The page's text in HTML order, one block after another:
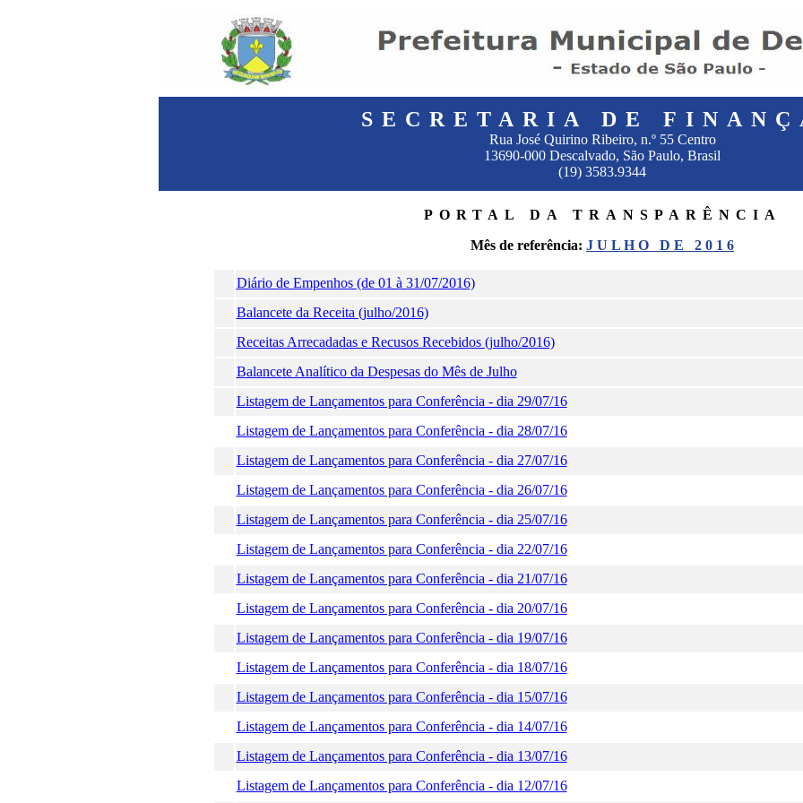
SECRETARIA DE
Rua José Quirino Ribeiro, n.º 55 Centro
13690-000 Descalvado, São Paulo, Brasil
(19) 3583.9344
PORTAL DA TRANSPARÊNCIA
Mês de referência: J U L H O D E 2 0 1 6
Diário de Empenhos (de 01 à 31/07/2016)
Balancete da Receita (julho/2016)
Receitas Arrecadadas e Recusos Recebidos (julho/2016)
Balancete Analítico da Despesas do Mês de Julho
Listagem de Lançamentos para Conferência - dia 29/07/16
Listagem de Lançamentos para Conferência - dia 28/07/16
Listagem de Lançamentos para Conferência - dia 27/07/16
Listagem de Lançamentos para Conferência - dia 26/07/16
Listagem de Lançamentos para Conferência - dia 25/07/16
Listagem de Lançamentos para Conferência - dia 22/07/16
Listagem de Lançamentos para Conferência - dia 21/07/16
Listagem de Lançamentos para Conferência - dia 20/07/16
Listagem de Lançamentos para Conferência - dia 19/07/16
Listagem de Lançamentos para Conferência - dia 18/07/16
Listagem de Lançamentos para Conferência - dia 15/07/16
Listagem de Lançamentos para Conferência - dia 14/07/16
Listagem de Lançamentos para Conferência - dia 13/07/16
Listagem de Lançamentos para Conferência - dia 12/07/16